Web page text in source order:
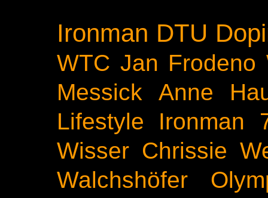
Ironman DTU
WTC Jan Frodeno
Messick
Anne
Lifestyle
Ironman
Wisser Chrissie
Walchshöfer